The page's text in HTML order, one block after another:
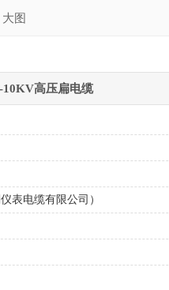
大图
10KV高压扁电缆
表电缆有限公司）